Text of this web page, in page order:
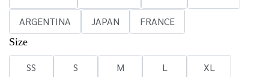
ARGENTINA
JAPAN FRANCE
Size
SS S M L
XL